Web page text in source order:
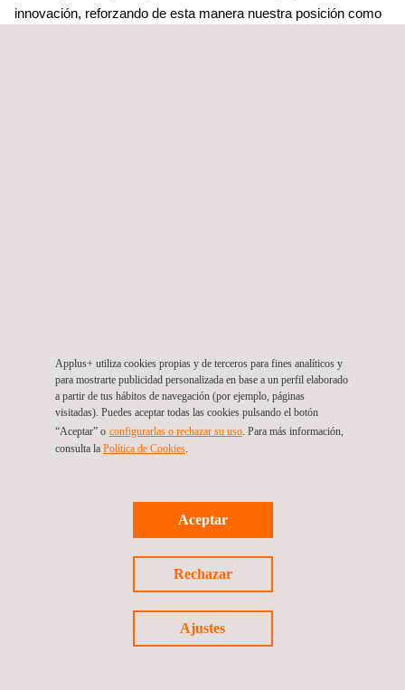
innovación, reforzando de esta manera nuestra posición como
Gracias por formar parte de nuestro camino hacia un futuro
más sostenible y responsable.
Accede al informe aquí:Informe de Sostenibilidad 2024
Volver a noticias
Applus+ utiliza cookies propias y de terceros para fines analíticos y
para mostrarte publicidad personalizada en base a un perfil elaborado
a partir de tus hábitos de navegación (por ejemplo, páginas
visitadas). Puedes aceptar todas las cookies pulsando el botón
“Aceptar” o configurarlas o rechazar su uso. Para más información,
consulta la Política de Cookies.
Aceptar
Rechazar
Ajustes